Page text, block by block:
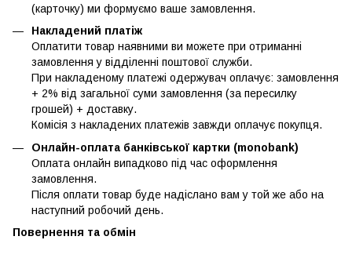
(карточку) ми формуємо ваше замовлення.
Накладений платіж
Оплатити товар наявними ви можете при отриманні
замовлення у відділенні поштової служби.
При накладеному платежі одержувач оплачує: замовлення
+ 2% від загальної суми замовлення (за пересилку
грошей) + доставку.
Комісія з накладених платежів завжди оплачує покупця.
Онлайн-оплата банківської картки (monobank)
Оплата онлайн випадково під час оформлення
замовлення.
Після оплати товар буде надіслано вам у той же або на
наступний робочий день.
Повернення та обмін